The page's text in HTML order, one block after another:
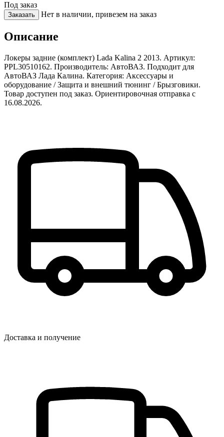
Под заказ
Заказать Нет в наличии, привезем на заказ
Описание
Локеры задние (комплект) Lada Kalina 2 2013. Артикул:
PPL30510162. Производитель: АвтоВАЗ. Подходит для
АвтоВАЗ Лада Калина. Категория: Аксессуары и
оборудование / Защита и внешний тюнинг / Брызговики.
Товар доступен под заказ. Ориентировочная отправка с
16.08.2026.
Доставка и получение